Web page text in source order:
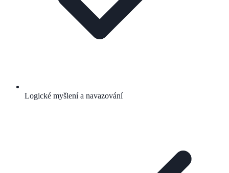
Logické myšlení a navazování